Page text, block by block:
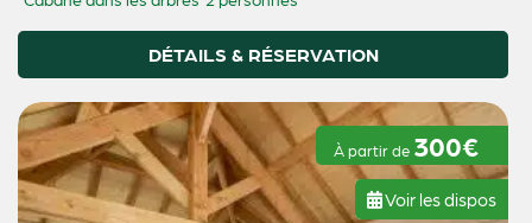
DÉTAILS & RÉSERVATION
À partir de 300€
Voir les dispos